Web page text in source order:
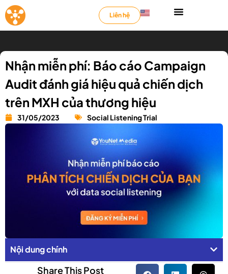
Liên hệ
Nhận miễn phí: Báo cáo Campaign
Audit đánh giá hiệu quả chiến dịch
trên MXH của thương hiệu
31/05/2023 Social Listening Trial
Nội dung chính
Share This Post